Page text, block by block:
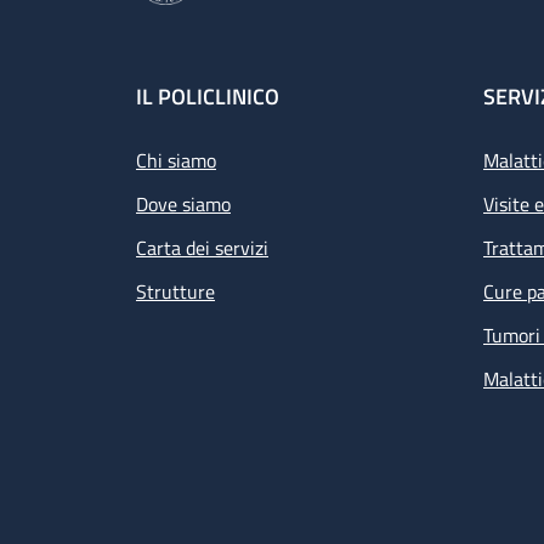
Footer
IL POLICLINICO
Chi siamo
Dove siamo
Carta dei servizi
Strutture
Visite
Cure